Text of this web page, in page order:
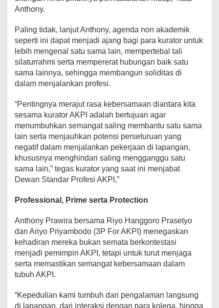
Anthony.
Paling tidak, lanjut Anthony, agenda non akademik
seperti ini dapat menjadi ajang bagi para kurator untuk
lebih mengenal satu sama lain, mempertebal tali
silaturrahmi serta mempererat hubungan baik satu
sama lainnya, sehingga membangun soliditas di
dalam menjalankan profesi.
“Pentingnya merajut rasa kebersamaan diantara kita
sesama kurator AKPI adalah bertujuan agar
menumbuhkan semangat saling membantu satu sama
lain serta menjauhkan potensi perseturuan yang
negatif dalam menjalankan pekerjaan di lapangan,
khususnya menghindari saling mengganggu satu
sama lain,” tegas kurator yang saat ini menjabat
Dewan Standar Profesi AKPI,”
Professional, Prime serta Protection
Anthony Prawira bersama Riyo Hanggoro Prasetyo
dan Ariyo Priyambodo (3P For AKPI) menegaskan
kehadiran mereka bukan semata berkontestasi
menjadi pemimpin AKPI, tetapi untuk turut menjaga
serta memastikan semangat kebersamaan dalam
tubuh AKPI.
“Kepedulian kami tumbuh dari pengalaman langsung
di lapangan, dari interaksi dengan para kolega, hingga